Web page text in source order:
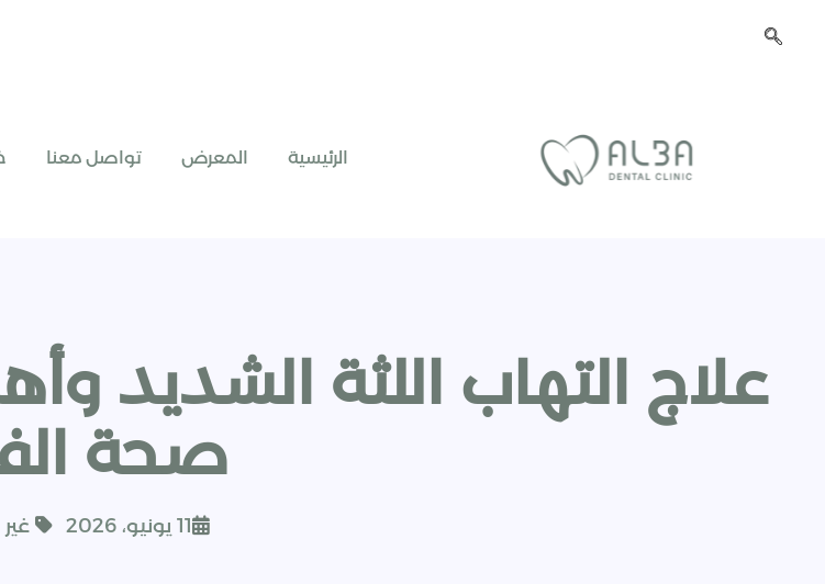
الرئيسية المعرض تواصل معنا
علاج التهاب اللثة الشديد
صحة
11 يونيو، 2026